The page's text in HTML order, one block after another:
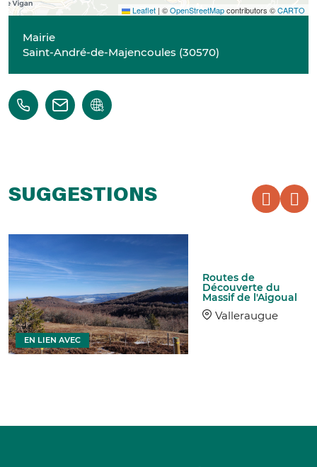
Leaflet | ©OpenStreetMapcontributors ©CARTO
Mairie
Saint-André-de-Majencoules (30570)
SUGGESTIONS
Routes de
Découverte du
Massif de l'Aigoual
Valleraugue
EN LIEN AVEC